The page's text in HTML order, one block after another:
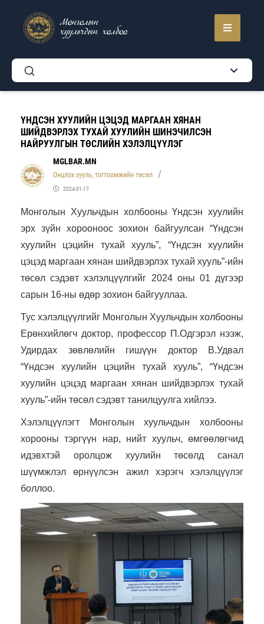
Монголын
хуульчдын холбоо
ҮНДСЭН ХУУЛИЙН ЦЭЦЭД МАРГААН ХЯНАН
ШИЙДВЭРЛЭХ ТУХАЙ ХУУЛИЙН ШИНЭЧИЛСЭН
НАЙРУУЛГЫН ТӨСЛИЙН ХЭЛЭЛЦҮҮЛЭГ
MGLBAR.MN
Онцлох хууль, тогтоомжийн төсөл
2024-01-17
Монголын Хуульчдын холбооны Үндсэн хуулийн
эрх зүйн хорооноос зохион байгуулсан “Үндсэн
хуулийн цэцийн тухай хууль”, “Үндсэн хуулийн
цэцэд маргаан хянан шийдвэрлэх тухай хууль”-ийн
төсөл сэдэвт хэлэлцүүлгийг 2024 оны 01 дүгээр
сарын 16-ны өдөр зохион байгууллаа.
Тус хэлэлцүүлгийг Монголын Хуульчдын холбооны
Ерөнхийлөгч доктор, профессор П.Одгэрэл нээж,
Удирдах зөвлөлийн гишүүн доктор В.Удвал
“Үндсэн хуулийн цэцийн тухай хууль”, “Үндсэн
хуулийн цэцэд маргаан хянан шийдвэрлэх тухай
хууль”-ийн төсөл сэдэвт танилцуулга хийлээ.
Хэлэлцүүлэгт Монголын хуульчдын холбооны
хорооны тэргүүн нар, нийт хуульч, өмгөөлөгчид
идэвхтэй оролцож хуулийн төсөлд санал
шүүмжлэл өрнүүлсэн ажил хэрэгч хэлэлцүүлэг
боллоо.